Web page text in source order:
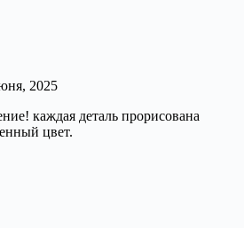
2025
каждая деталь прорисована
цвет.